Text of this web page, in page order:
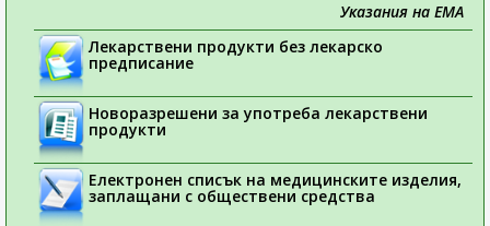
Указания на ЕМА
Лекарствени продукти без лекарско
предписание
Новоразрешени за употреба лекарствени
продукти
Електронен списък на медицинските изделия,
заплащани с обществени средства